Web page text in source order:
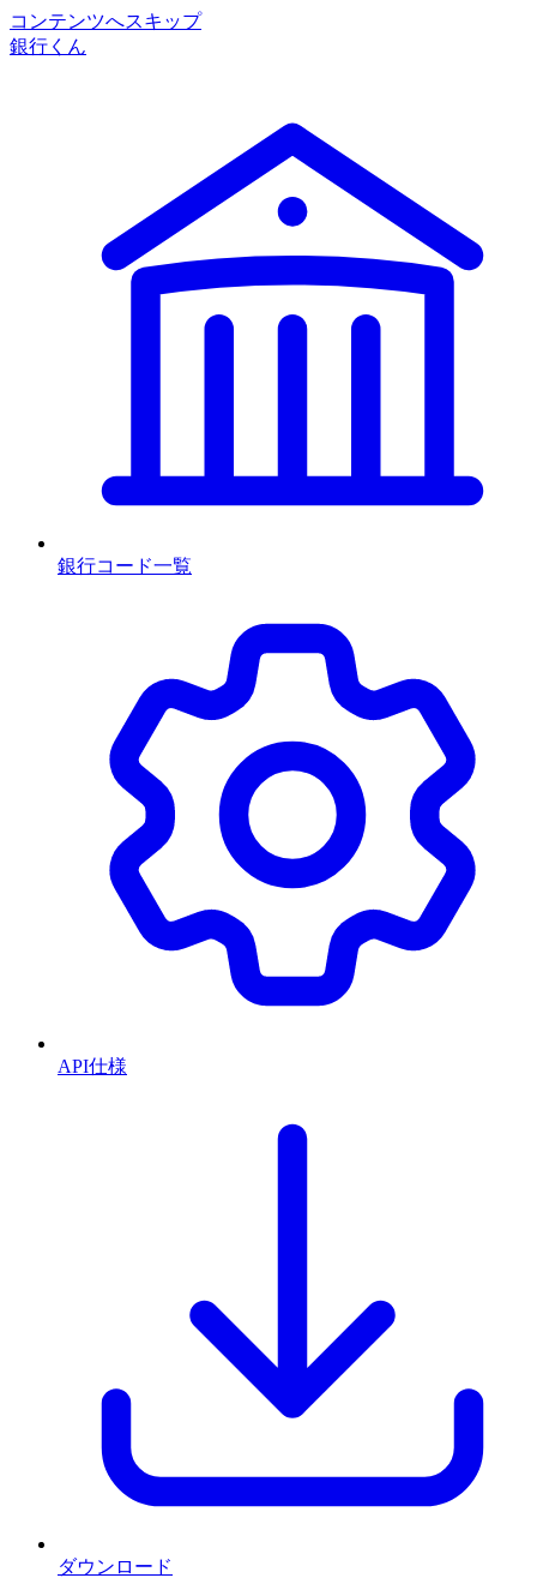
コンテンツへスキップ
銀行くん
銀行コード一覧
API仕様
ダウンロード